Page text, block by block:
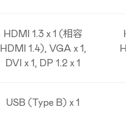
HDMI 1.3 x 1 (相容
HDMI 1.4), VGA x 1,
DVI x 1, DP 1.2 x 1
USB (Type B) x 1